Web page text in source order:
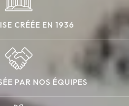
CRÉÉE EN 1936
PAR NOS ÉQUIPES